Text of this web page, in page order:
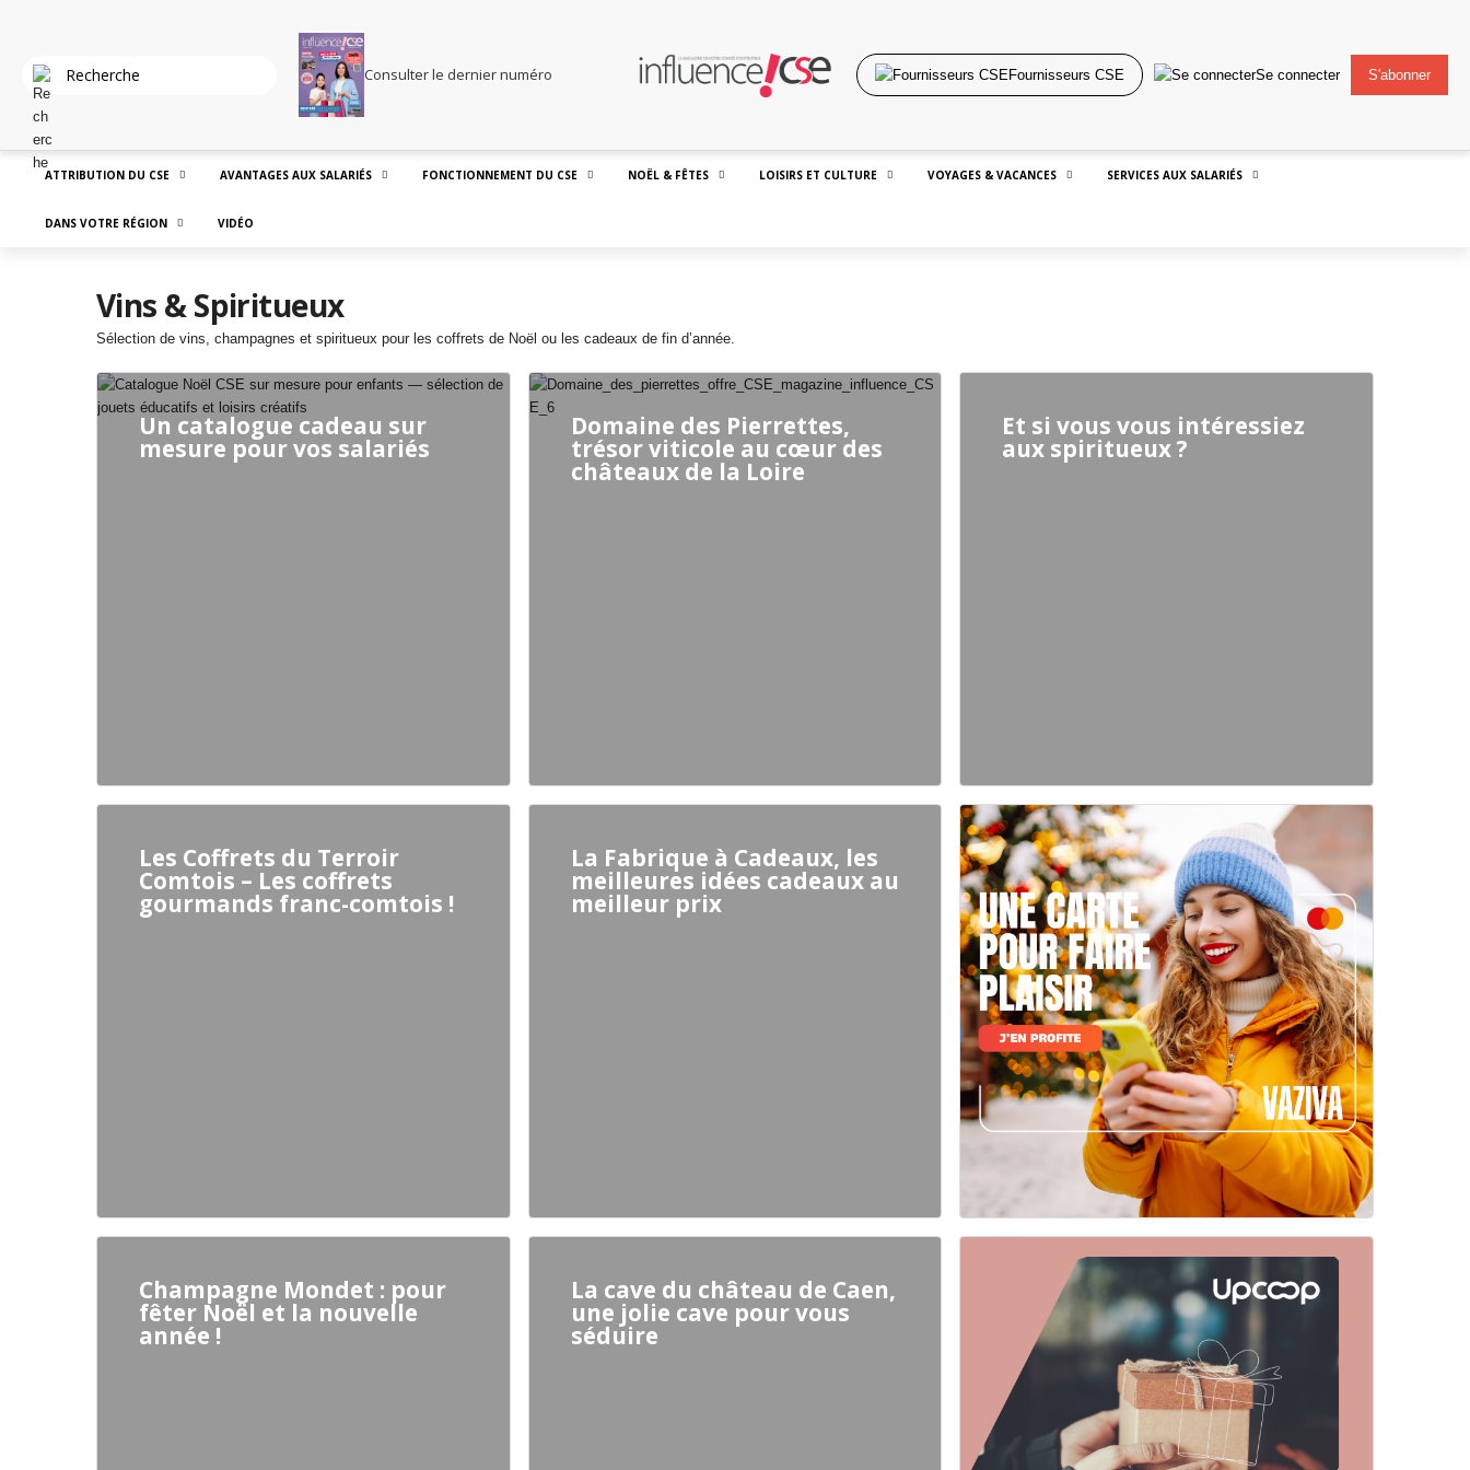
Consulter le dernier numéro Fournisseurs CSE Se connecter S'abonner
ATTRIBUTION DU CSE AVANTAGES AUX SALARIÉS FONCTIONNEMENT DU CSE NOËL & FÊTES LOISIRS ET CULTURE VOYAGES & VACANCES SERVICES AUX SALARIÉS
DANS VOTRE RÉGION VIDÉO
Vins & Spiritueux
Sélection de vins, champagnes et spiritueux pour les coffrets de Noël ou les cadeaux de fin d’année.
Un catalogue cadeau sur
mesure pour vos salariés
Domaine des Pierrettes,
trésor viticole au cœur des
châteaux de la Loire
Et si vous vous intéressiez
aux spiritueux ?
Les Coffrets du Terroir
Comtois – Les coffrets
gourmands franc-comtois !
La Fabrique à Cadeaux, les
meilleures idées cadeaux au
meilleur prix
Champagne Mondet : pour
fêter Noël et la nouvelle
année !
La cave du château de Caen,
une jolie cave pour vous
séduire